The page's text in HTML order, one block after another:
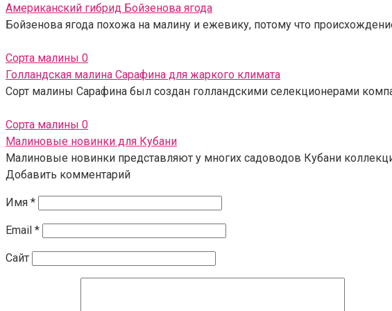
Американский гибрид Бойзенова ягода
Бойзенова ягода похожа на малину и ежевику, потому что
Сорта малины 0
Голландская малина Сарафина для жаркого климата
Сорт малины Сарафина был создан голландскими селекционерами
Сорта малины 0
Малиновые новинки для Кубани
Малиновые новинки представляют у многих садоводов Кубани
Добавить комментарий
Имя *
Email *
Сайт